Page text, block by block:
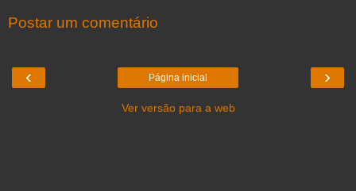
Postar um comentário
‹ ›
Página inicial
Ver versão para a web